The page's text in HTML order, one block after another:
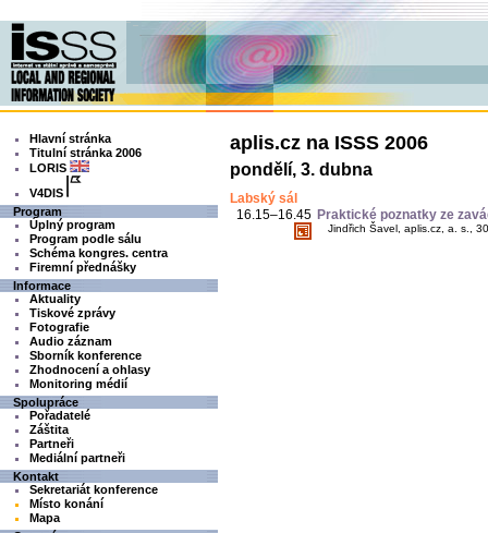
Hlavní stránka
Titulní stránka 2006
LORIS
V4DIS
Program
Úplný program
Program podle sálu
Schéma kongres. centra
Firemní přednášky
Informace
Aktuality
Tiskové zprávy
Fotografie
Audio záznam
Sborník konference
Zhodnocení a ohlasy
Monitoring médií
Spolupráce
Pořadatelé
Záštita
Partneři
Mediální partneři
Kontakt
Sekretariát konference
Místo konání
Mapa
aplis.cz na ISSS 2006
pondělí, 3. dubna
Labský sál
16.15–16.45 Praktické poznatky ze
Jindřich Šavel, aplis.cz, a. s.,